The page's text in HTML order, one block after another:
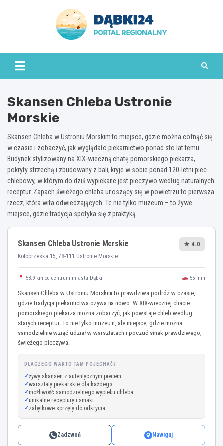
dabki24.pl
Skansen Chleba Ustronie
Morskie
Skansen Chleba w Ustroniu Morskim to miejsce, gdzie można cofnąć się
w czasie i zobaczyć, jak wyglądało piekarnictwo ponad sto lat temu.
Budynek stylizowany na XIX-wieczną chatę pomorskiego piekarza,
pokryty strzechą i zbudowany z bali, kryje w sobie ponad 120-letni piec
chlebowy, w którym do dziś wypiekane jest pieczywo według naturalnych
receptur. Zapach świeżego chleba unoszący się w powietrzu to pierwsza
rzecz, która wita odwiedzających. To nie tylko muzeum – to żywe
miejsce, gdzie tradycja spotyka się z praktyką.
Skansen Chleba Ustronie Morskie
Kołobrzeska 15, 78-111 Ustronie Morskie
★ 4.0
58.9 km od centrum miasta Dąbki 55 min
Skansen Chleba w Ustroniu Morskim to prawdziwa podróż w czasie,
gdzie tradycja piekarnictwa ożywa na nowo. W XIX-wiecznej chacie
pomorskiego piekarza można zobaczyć, jak powstaje chleb według
starych receptur. To nie tylko muzeum, ale miejsce, gdzie można
samodzielnie wziąć udział w warsztatach i poczuć smak prawdziwego,
świeżego pieczywa.
DLACZEGO WARTO TAM POJECHAĆ?
żywy skansen z autentycznym piecem
warsztaty piekarskie dla każdego
możliwość samodzielnego wypieku chleba
unikalne receptury i smaki
zabytkowe sprzęty do odkrycia
Zadzwoń Nawiguj